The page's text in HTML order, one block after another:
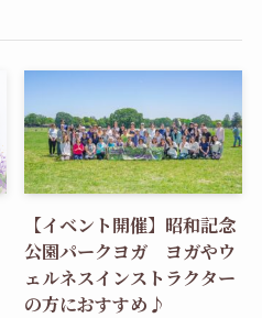
【イベント開催】昭和記念
公園パークヨガ ヨガやウ
ェルネスインストラクター
の方におすすめ♪